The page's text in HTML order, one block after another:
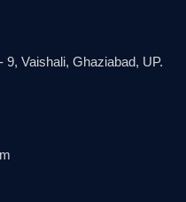
Vaishali, Ghaziabad, UP.